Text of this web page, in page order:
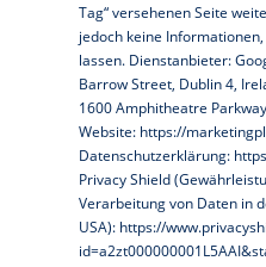
Tag“ versehenen Seite
jedoch keine
lassen. Dienstanbieter:
Barrow Street, Dublin 4,
1600 Amphitheatre
Website: https://
Datenschutzerklärung:
Privacy Shield
Verarbeitung von Daten in
USA): https://